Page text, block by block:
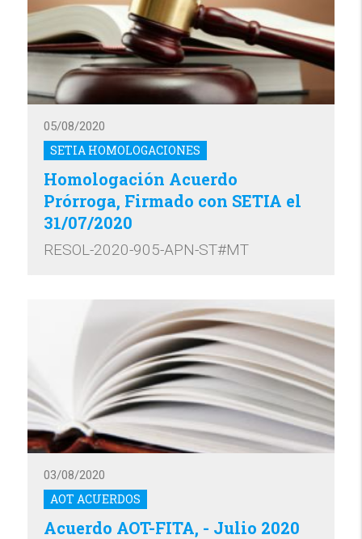
SETIA HOMOLOGACIONES
05/08/2020
Homologación Acuerdo
Prórroga, Firmado con SETIA el
31/07/2020
RESOL-2020-905-APN-ST#MT
AOT ACUERDOS
03/08/2020
Acuerdo AOT-FITA, - Julio 2020